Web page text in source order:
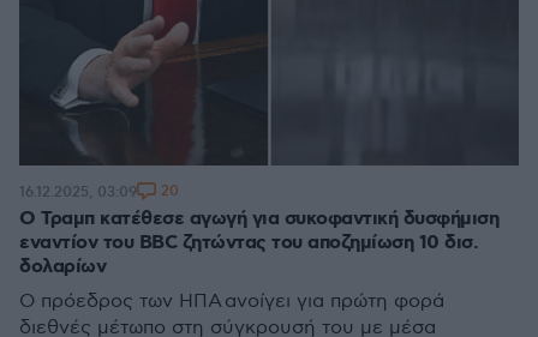
Ο Τραμπ κατέθεσε αγωγή για συκοφαντική δυσφήμιση
εναντίον του BBC ζητώντας του αποζημίωση 10 δισ.
δολαρίων
Ο πρόεδρος των ΗΠΑ ανοίγει για πρώτη φορά
διεθνές μέτωπο στη σύγκρουσή του με μέσα
16.12.2025, 03:09 20